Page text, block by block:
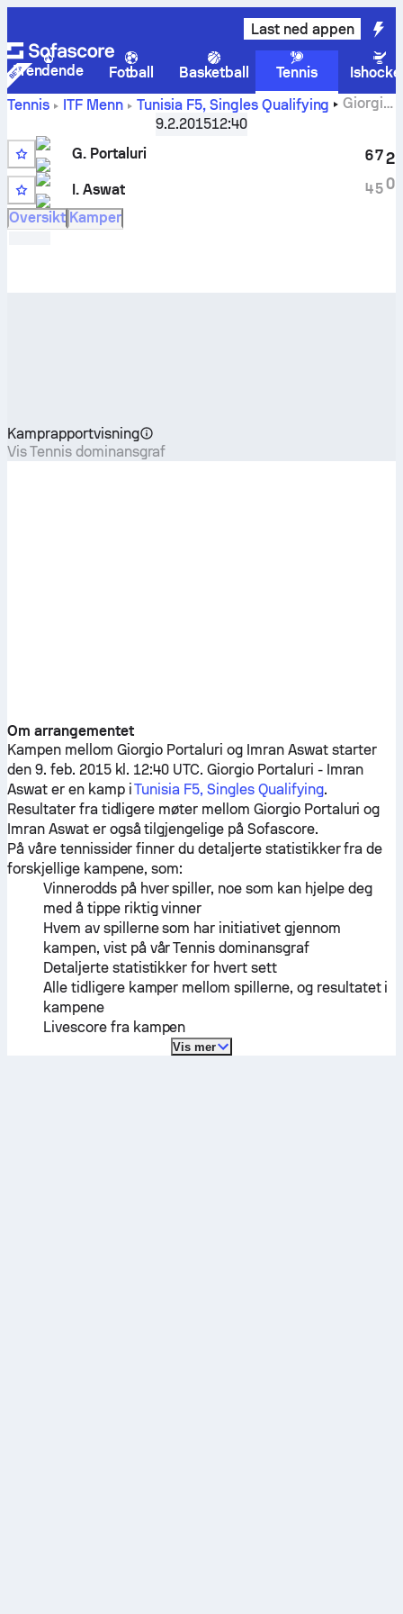
Last ned appen
Trendende Fotball Basketball Tennis
Tennis
ITF Menn Tunisia F5, Singles Qualifying
Giorgio
Imran Aswatlivescore og innbyrdes oppgjør
9.2.201512:40
G. Portaluri
I. Aswat
6
4
7
5
2
0
Oversikt Kamper
Kamprapportvisning
Vis Tennis dominansgraf
Om arrangementet
Kampen mellom Giorgio Portaluri og Imran Aswatstarter
den 9. feb. 2015 kl. 12:40 UTC.Giorgio Portaluri - Imran
Aswater en kamp iTunisia F5, Singles Qualifying.
Resultater fra tidligere møter mellom Giorgio Portaluri og
Imran Aswater også tilgjengelige på Sofascore.
På våre tennissider finner du detaljerte statistikker fra de
forskjellige kampene, som:
Vinnerodds på hver spiller, noe som kan hjelpe deg
med å tippe riktig vinner
Hvem av spillerne som har initiativet gjennom
kampen, vist på vår Tennis dominansgraf
Detaljerte statistikker for hvert sett
Alle tidligere kamper mellom spillerne, og resultatet i
kampene
Livescore fra kampen
Vis mer